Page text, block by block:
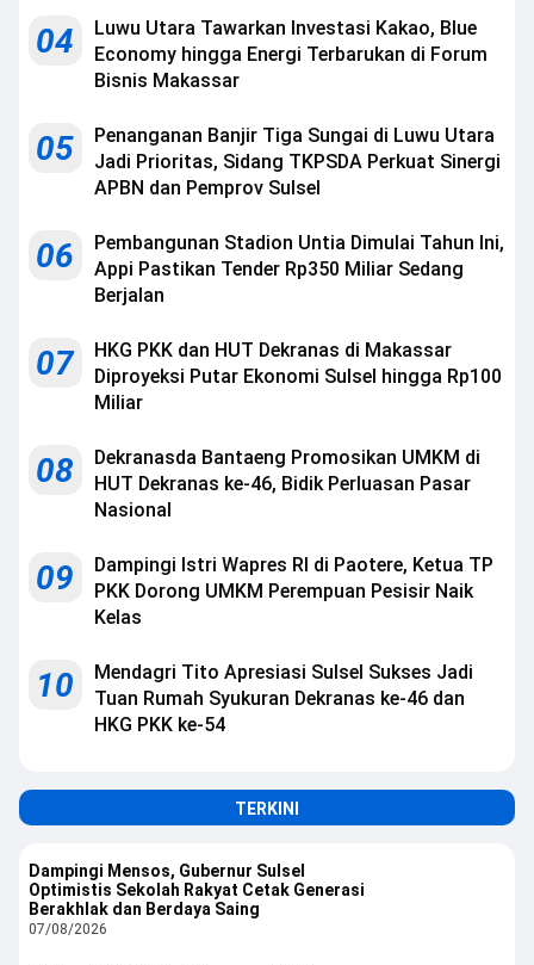
04
Luwu Utara Tawarkan Investasi Kakao, Blue
Economy hingga Energi Terbarukan di Forum
Bisnis Makassar
05
Penanganan Banjir Tiga Sungai di Luwu Utara
Jadi Prioritas, Sidang TKPSDA Perkuat Sinergi
APBN dan Pemprov Sulsel
06
Pembangunan Stadion Untia Dimulai Tahun Ini,
Appi Pastikan Tender Rp350 Miliar Sedang
Berjalan
07
HKG PKK dan HUT Dekranas di Makassar
Diproyeksi Putar Ekonomi Sulsel hingga Rp100
Miliar
08
Dekranasda Bantaeng Promosikan UMKM di
HUT Dekranas ke-46, Bidik Perluasan Pasar
Nasional
09
Dampingi Istri Wapres RI di Paotere, Ketua TP
PKK Dorong UMKM Perempuan Pesisir Naik
Kelas
10
Mendagri Tito Apresiasi Sulsel Sukses Jadi
Tuan Rumah Syukuran Dekranas ke-46 dan
HKG PKK ke-54
TERKINI
Dampingi Mensos, Gubernur Sulsel
Optimistis Sekolah Rakyat Cetak Generasi
Berakhlak dan Berdaya Saing
07/08/2026